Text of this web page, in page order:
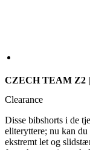
eliteryttere; nu kan du
fra enhver seriøs
STØRRELSE
2 3 4 5 6 7
Størrelsesguide